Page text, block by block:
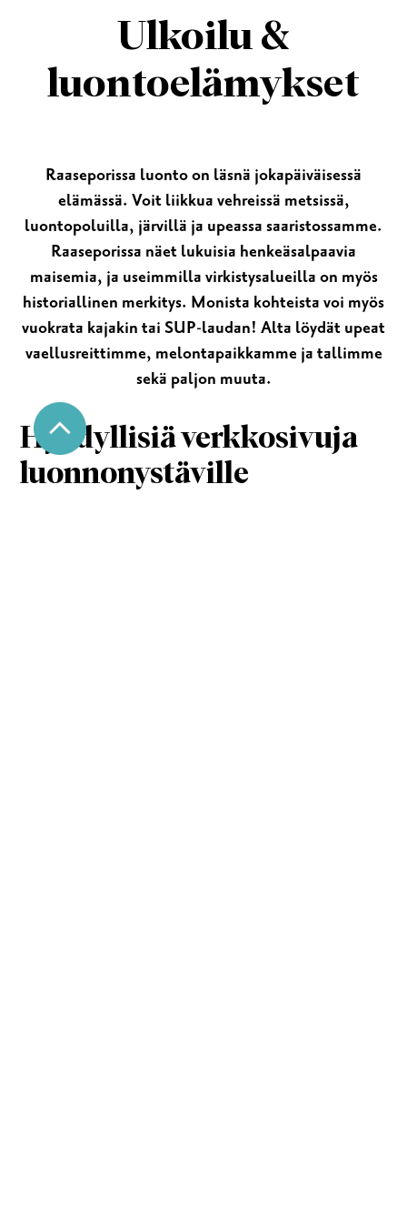
Ulkoilu &
luontoelämykset
Raaseporissa luonto on läsnä jokapäiväisessä
elämässä. Voit liikkua vehreissä metsissä,
luontopoluilla, järvillä ja upeassa saaristossamme.
Raaseporissa näet lukuisia henkeäsalpaavia
maisemia, ja useimmilla virkistysalueilla on myös
historiallinen merkitys. Monista kohteista voi myös
vuokrata kajakin tai SUP-laudan! Alta löydät upeat
vaellusreittimme, melontapaikkamme ja tallimme
sekä paljon muuta.
Hyödyllisiä verkkosivuja
luonnonystäville